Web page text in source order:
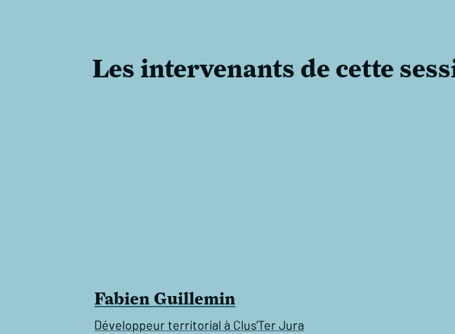
Les intervenants de cette
Fabien Guillemin
Développeur territorial à Clus'Ter Jura